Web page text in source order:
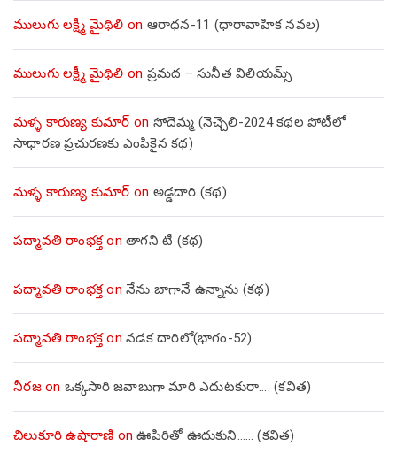
ములుగు లక్ష్మీ మైథిలి on ఆరాధన-11 (ధారావాహిక నవల)
ములుగు లక్ష్మీ మైథిలి on ప్రమద – సునీత విలియమ్స్
మళ్ళ కారుణ్య కుమార్ on సోదెమ్మ (నెచ్చెలి-2024 కథల పోటీలో
సాధారణ ప్రచురణకు ఎంపికైన కథ)
మళ్ళ కారుణ్య కుమార్ on అడ్డదారి (కథ)
పద్మావతి రాంభక్తon తాగని టీ (కథ)
పద్మావతి రాంభక్తon నేను బాగానే ఉన్నాను (క‌థ‌)
పద్మావతి రాంభక్తon నడక దారిలో(భాగం-52)
నీరజon ఒక్కసారి జవాబుగా మారి ఎదుటకురా…. (కవిత)
చిలుకూరి ఉషారాణి onఊపిరితో ఊదుకుని…… (కవిత)